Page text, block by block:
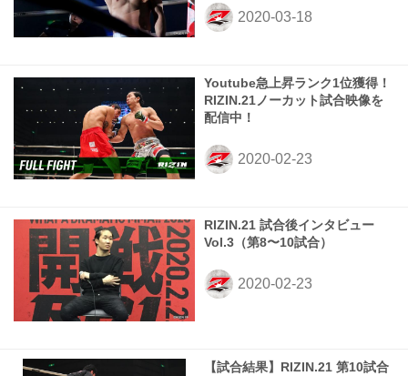
Youtube急上昇ランク1位獲得！
RIZIN.21ノーカット試合映像を
配信中！
RIZIN.21 試合後インタビュー
Vol.3（第8〜10試合）
【試合結果】RIZIN.21 第10試合